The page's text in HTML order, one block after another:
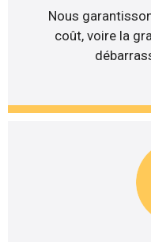
Nous
coût, voire la